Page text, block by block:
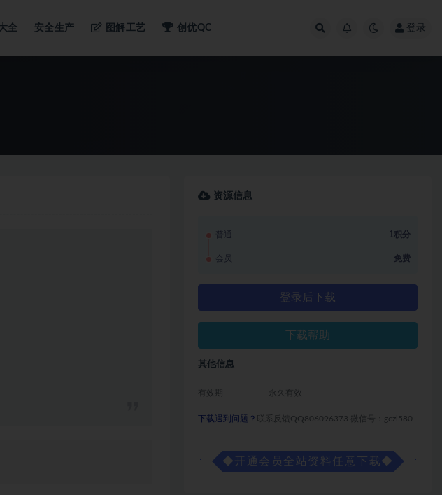
全 安全生产 图解工艺 创优QC 登录
资源信息
普通 1积分
会员 免费
登录后下载
下载帮助
其他信息
有效期 永久有效
下载遇到问题？ 联系反馈QQ806096373 微信号：gczl580
◆ 开通会员全站资料任意下载◆